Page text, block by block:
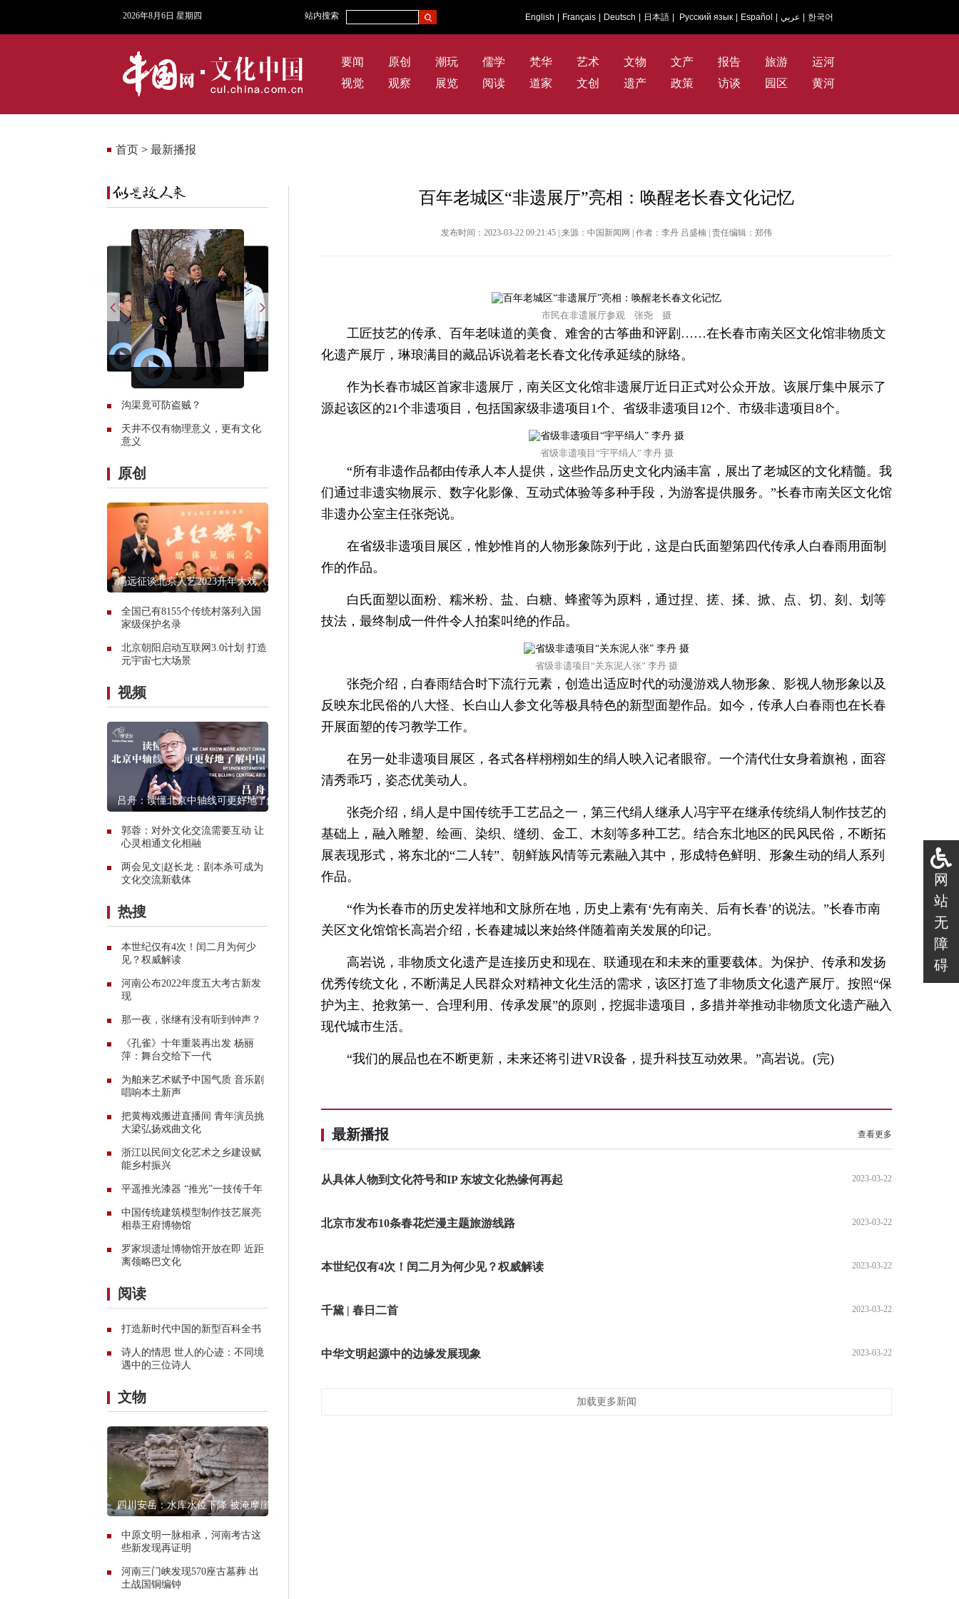
网
站
无
障
碍
2026年8月6日 星期四 站内搜索 English Français Deutsch 日本語 Русский язык Español عربي 한국어
要闻 原创 潮玩 儒学 梵华 艺术 文物 文产 报告 旅游
运河
视觉
观察 展览 阅读 道家 文创 遗产 政策 访谈 园区 黄河
首页 > 最新播报
沟渠竟可防盗贼？
天井不仅有物理意义，更有文化
意义
原创
冯远征谈北京人艺2023开年大戏《正
全国已有8155个传统村落列入国
家级保护名录
北京朝阳启动互联网3.0计划 打造
元宇宙七大场景
视频
吕舟：读懂北京中轴线可更好地了解
郭蓉：对外文化交流需要互动 让
心灵相通文化相融
两会见文|赵长龙：剧本杀可成为
文化交流新载体
热搜
本世纪仅有4次！闰二月为何少
见？权威解读
河南公布2022年度五大考古新发
现
那一夜，张继有没有听到钟声？
《孔雀》十年重装再出发 杨丽
萍：舞台交给下一代
为舶来艺术赋予中国气质 ​音乐剧
唱响本土新声
把黄梅戏搬进直播间 青年演员挑
大梁弘扬戏曲文化
浙江以民间文化艺术之乡建设赋
能乡村振兴
平遥推光漆器 “推光”一技传千年
中国传统建筑模型制作技艺展亮
相恭王府博物馆
罗家坝遗址博物馆开放在即 近距
离领略巴文化
阅读
打造新时代中国的新型百科全书
诗人的情思 世人的心迹：不同境
遇中的三位诗人
文物
四川安岳：水库水位下降 被淹摩崖
中原文明一脉相承，河南考古这
些新发现再证明
河南三门峡发现570座古墓葬 出
土战国铜编钟
百年老城区“非遗展厅”亮相：唤醒老长春文化记忆
发布时间：2023-03-22 09:21:45 | 来源：中国新闻网 | 作者：李丹 吕盛楠 | 责任编辑：郑伟
市民在非遗展厅参观 张尧 摄
工匠技艺的传承、百年老味道的美食、难舍的古筝曲和评剧……在长春市南关区文化馆非物质文
化遗产展厅，琳琅满目的藏品诉说着老长春文化传承延续的脉络。
作为长春市城区首家非遗展厅，南关区文化馆非遗展厅近日正式对公众开放。该展厅集中展示了
源起该区的21个非遗项目，包括国家级非遗项目1个、省级非遗项目12个、市级非遗项目8个。
省级非遗项目“宇平绢人” 李丹 摄
“所有非遗作品都由传承人本人提供，这些作品历史文化内涵丰富，展出了老城区的文化精髓。我
们通过非遗实物展示、数字化影像、互动式体验等多种手段，为游客提供服务。”长春市南关区文化馆
非遗办公室主任张尧说。
在省级非遗项目展区，惟妙惟肖的人物形象陈列于此，这是白氏面塑第四代传承人白春雨用面制
作的作品。
白氏面塑以面粉、糯米粉、盐、白糖、蜂蜜等为原料，通过捏、搓、揉、掀、点、切、刻、划等
技法，最终制成一件件令人拍案叫绝的作品。
省级非遗项目“关东泥人张” 李丹 摄
张尧介绍，白春雨结合时下流行元素，创造出适应时代的动漫游戏人物形象、影视人物形象以及
反映东北民俗的八大怪、长白山人参文化等极具特色的新型面塑作品。如今，传承人白春雨也在长春
开展面塑的传习教学工作。
在另一处非遗项目展区，各式各样栩栩如生的绢人映入记者眼帘。一个清代仕女身着旗袍，面容
清秀乖巧，姿态优美动人。
张尧介绍，绢人是中国传统手工艺品之一，第三代绢人继承人冯宇平在继承传统绢人制作技艺的
基础上，融入雕塑、绘画、染织、缝纫、金工、木刻等多种工艺。结合东北地区的民风民俗，不断拓
展表现形式，将东北的“二人转”、朝鲜族风情等元素融入其中，形成特色鲜明、形象生动的绢人系列
作品。
“作为长春市的历史发祥地和文脉所在地，历史上素有‘先有南关、后有长春’的说法。”长春市南
关区文化馆馆长高岩介绍，长春建城以来始终伴随着南关发展的印记。
高岩说，非物质文化遗产是连接历史和现在、联通现在和未来的重要载体。为保护、传承和发扬
优秀传统文化，不断满足人民群众对精神文化生活的需求，该区打造了非物质文化遗产展厅。按照“保
护为主、抢救第一、合理利用、传承发展”的原则，挖掘非遗项目，多措并举推动非物质文化遗产融入
现代城市生活。
“我们的展品也在不断更新，未来还将引进VR设备，提升科技互动效果。”高岩说。(完)
最新播报 查看更多
从具体人物到文化符号和IP 东坡文化热缘何再起 2023-03-22
北京市发布10条春花烂漫主题旅游线路 2023-03-22
本世纪仅有4次！闰二月为何少见？权威解读 2023-03-22
千黛 | 春日二首 2023-03-22
中华文明起源中的边缘发展现象 2023-03-22
加载更多新闻